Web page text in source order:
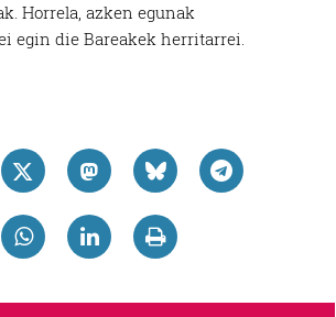
Horrela, azken egunak
egin die Bareakek herritarrei.